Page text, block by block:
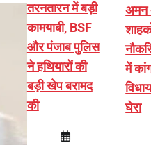
तरनतारन में बड़ी
कामयाबी, BSF
और पंजाब पुलिस
ने हथियारों की
बड़ी खेप बरामद
की
अमन
में
घेरा